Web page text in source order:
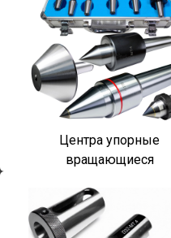
Центра упорные
вращающиеся